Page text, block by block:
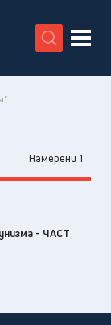
X
Намерени 1
- ЧАСТ